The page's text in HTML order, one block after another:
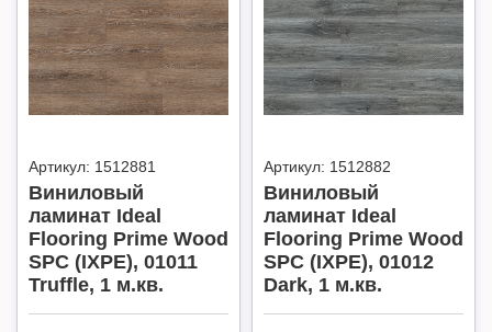
Артикул: 1512881
Виниловый
ламинат Ideal
Flooring Prime Wood
SPC (IXPE), 01011
Truffle, 1 м.кв.
Артикул: 1512882
Виниловый
ламинат Ideal
Flooring Prime Wood
SPC (IXPE), 01012
Dark, 1 м.кв.